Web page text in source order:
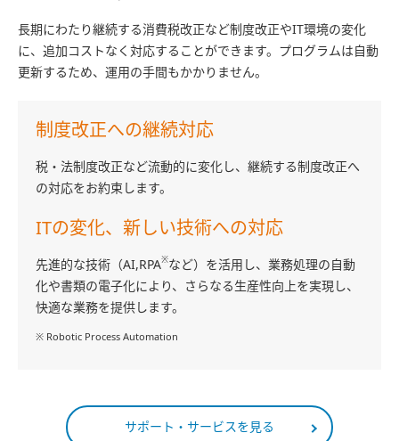
長期にわたり継続する消費税改正など制度改正やIT環境の変化
に、追加コストなく対応することができます。プログラムは自動
更新するため、運用の手間もかかりません。
制度改正への継続対応
税・法制度改正など流動的に変化し、継続する制度改正へ
の対応をお約束します。
ITの変化、新しい技術への対応
先進的な技術（AI,RPA※など）を活用し、業務処理の自動
化や書類の電子化により、さらなる生産性向上を実現し、
快適な業務を提供します。
※ Robotic Process Automation
サポート・サービスを見る